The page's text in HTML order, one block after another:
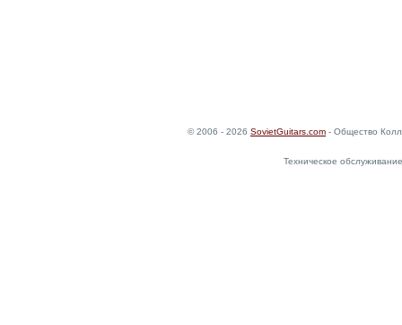
© 2006 - 2026 SovietGuitars.com - Общество
Техническое